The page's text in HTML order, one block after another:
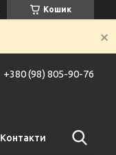
Кошик
+380 (98) 805-90-76
Контакти